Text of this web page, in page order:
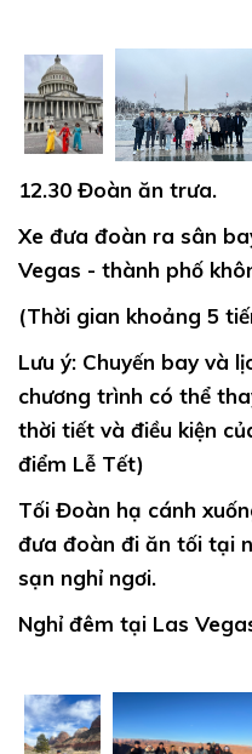
12.30 Đoàn ăn trưa.
Xe đưa đoàn ra sân
Vegas - thành phố
(Thời gian khoảng 5
Lưu ý: Chuyến bay và
chương trình có thể
thời tiết và điều kiện
điểm Lễ Tết)
Tối Đoàn hạ cánh
đưa đoàn đi ăn tối tại
sạn nghỉ ngơi.
Nghỉ đêm tại Las